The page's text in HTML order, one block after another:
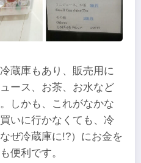
蔵庫もあり、販売用に
ース、お茶、お水など
しかも、これがなかな
いに行かなくても、冷
ぜ冷蔵庫に!?）にお金を
便利です。